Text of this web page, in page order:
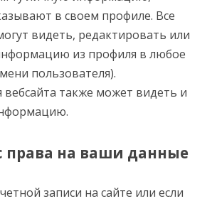
в своем профиле. Все
видеть, редактировать или
из профиля в любое
пользователя).
также может видеть и
права на ваши данные
записи на сайте или если